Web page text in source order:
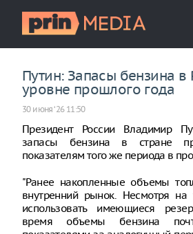
Путин: Запасы бензина в
уровне прошлого года
30 июня ‘26 11:50
Президент России Владимир
запасы бензина в стране
показателям того же периода в
"Ранее накопленные объемы
внутренний рынок. Несмотря
использовать имеющиеся
время объемы бензина